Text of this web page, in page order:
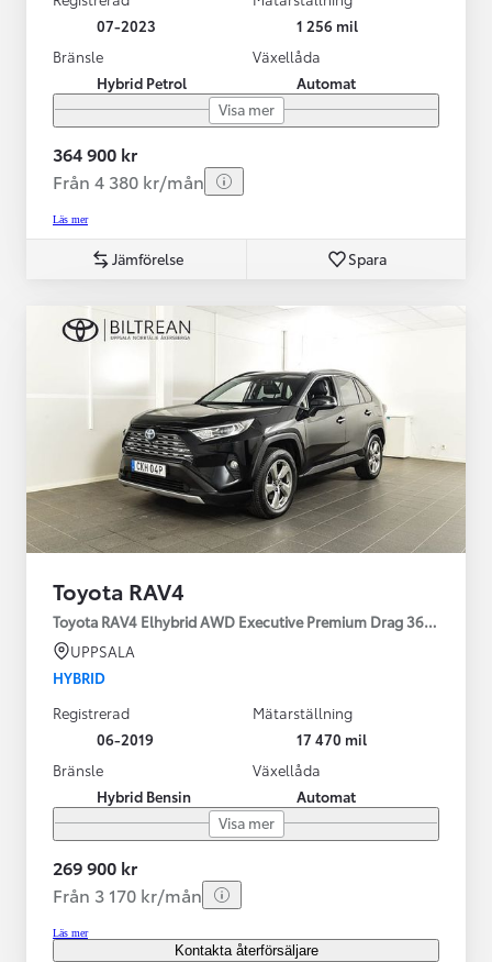
07-2023
1 256 mil
Bränsle
Hybrid Petrol
Växellåda
Automat
Visa mer
364 900 kr
Från 4 380 kr/mån
Läs mer
Jämförelse Spara
Toyota RAV4
Toyota RAV4 Elhybrid AWD Executive Premium Drag 360-kamera
UPPSALA
HYBRID
Registrerad
06-2019
Mätarställning
17 470 mil
Bränsle
Hybrid Bensin
Växellåda
Automat
Visa mer
269 900 kr
Från 3 170 kr/mån
Läs mer
Kontakta återförsäljare